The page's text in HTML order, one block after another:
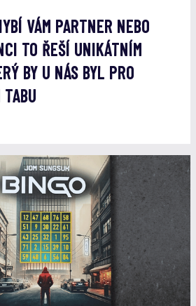
VÁM PARTNER NEBO
TO ŘEŠÍ UNIKÁTNÍM
BY U NÁS BYL PRO